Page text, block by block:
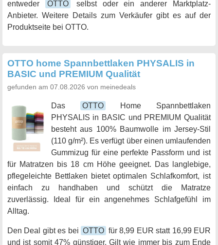
entweder
OTTO
selbst oder ein anderer Marktplatz-
Anbieter. Weitere Details zum Verkäufer gibt es auf der
Produktseite bei OTTO.
OTTO home Spannbettlaken PHYSALIS in
BASIC und PREMIUM Qualität
gefunden am 07.08.2026 von meinedeals
Das OTTO
Home Spannbettlaken
PHYSALIS in BASIC und PREMIUM Qualität
besteht aus 100% Baumwolle im Jersey-Stil
(110 g/m²). Es verfügt über einen umlaufenden
Gummizug für eine perfekte Passform und ist
für Matratzen bis 18 cm Höhe geeignet. Das langlebige,
pflegeleichte Bettlaken bietet optimalen Schlafkomfort, ist
einfach zu handhaben und schützt die Matratze
zuverlässig. Ideal für ein angenehmes Schlafgefühl im
Alltag.
Den Deal gibt es bei OTTO für 8,99 EUR statt 16,99 EUR
und ist somit 47% günstiger. Gilt wie immer bis zum Ende